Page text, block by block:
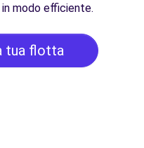
modo efficiente.
tua flotta